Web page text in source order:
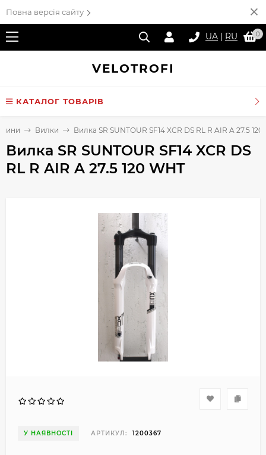
Повна версія сайту
UA | RU 0
VELOTROFI
КАТАЛОГ ТОВАРІВ
Вилки Вилка SR SUNTOUR SF14 XCR DS RL R AIR A 27.5 120
Вилка SR SUNTOUR SF14 XCR DS
RL R AIR A 27.5 120 WHT
У НАЯВНОСТІ АРТИКУЛ: 1200367